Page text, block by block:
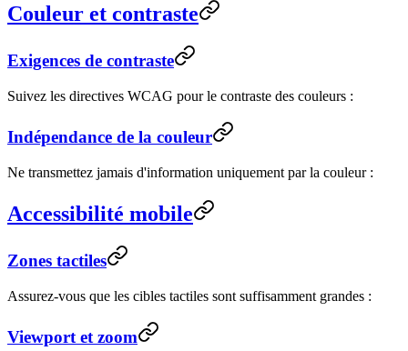
Couleur et contraste
Exigences de contraste
Suivez les directives WCAG pour le contraste des couleurs :
Indépendance de la couleur
Ne transmettez jamais d'information uniquement par la couleur :
Accessibilité mobile
Zones tactiles
Assurez-vous que les cibles tactiles sont suffisamment grandes :
Viewport et zoom